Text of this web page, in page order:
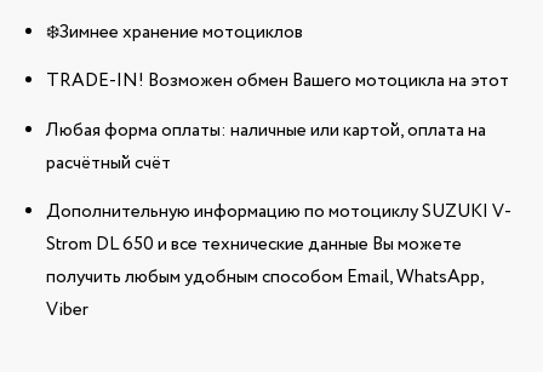
❄️Зимнее хранение мотоциклов
TRADE-IN! Возможен обмен Вашего мотоцикла на этот
Любая форма оплаты: наличные или картой, оплата на
расчётный счёт
Дополнительную информацию по мотоциклу SUZUKI V-
Strom DL 650 и все технические данные Вы можете
получить любым удобным способом Email, WhatsApp,
Viber